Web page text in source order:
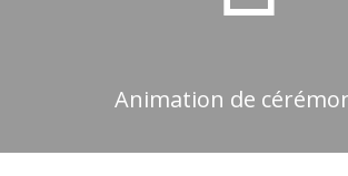
Animation de